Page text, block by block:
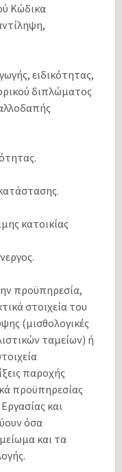
Κώδικα
ειδικότητας,
διπλώματος
κατοικίας
προϋπηρεσία,
στοιχεία του
(μισθολογικές
ταμείων) ή
παροχής
προϋπηρεσίας
και
όσα
και τα